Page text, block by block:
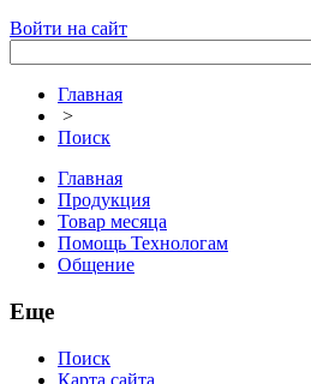
Войти на сайт
Главная
>
Поиск
Главная
Продукция
Товар месяца
Помощь Технологам
Общение
Еще
Поиск
Карта сайта